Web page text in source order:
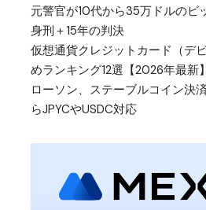
元警官が10代から35万ドルの
身刑＋15年の判決
仮想通貨クレジットカード（デ
めランキング12選【2026年最新】
ローソン、ステーブルコイン決
らJPYCやUSDC対応